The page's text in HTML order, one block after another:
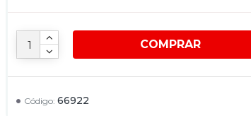
Código: 66922
COMPRAR